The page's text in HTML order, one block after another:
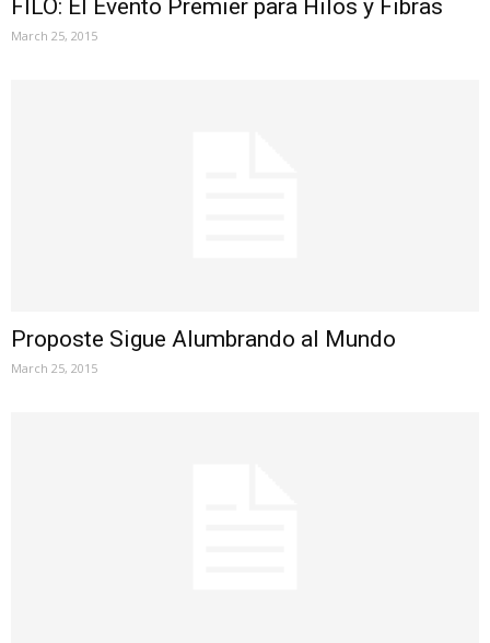
FILO: El Evento Premier para Hilos y Fibras
March 25, 2015
Proposte Sigue Alumbrando al Mundo
March 25, 2015